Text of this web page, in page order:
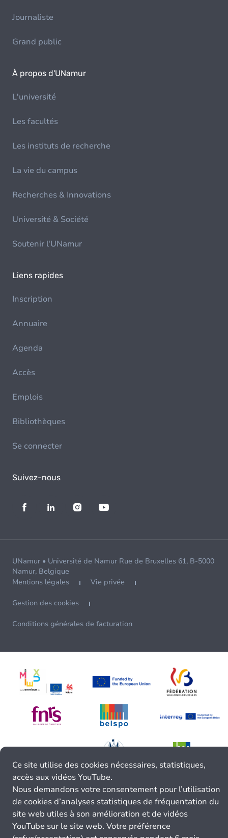
Journaliste
Grand public
À propos d'UNamur
L'université
Les facultés
Les instituts de recherche
La vie du campus
Recherches & Innovations
Université & Société
Soutenir l'UNamur
Liens rapides
Inscription
Annuaire
Agenda
Accès
Emplois
Bibliothèques
Se connecter
Suivez-nous
UNamur • Université de Namur Rue de Bruxelles 61, B-5000
Namur, Belgique
Mentions légales
Vie privée
Gestion des cookies
Conditions générales de facturation
Ce site utilise des cookies nécessaires, statistiques,
accès aux vidéos YouTube.
Nous demandons votre consentement pour l’utilisation
de cookies d’analyses statistiques de fréquentation du
site web utiles à son amélioration et de vidéos
YouTube sur le site web. Votre préférence